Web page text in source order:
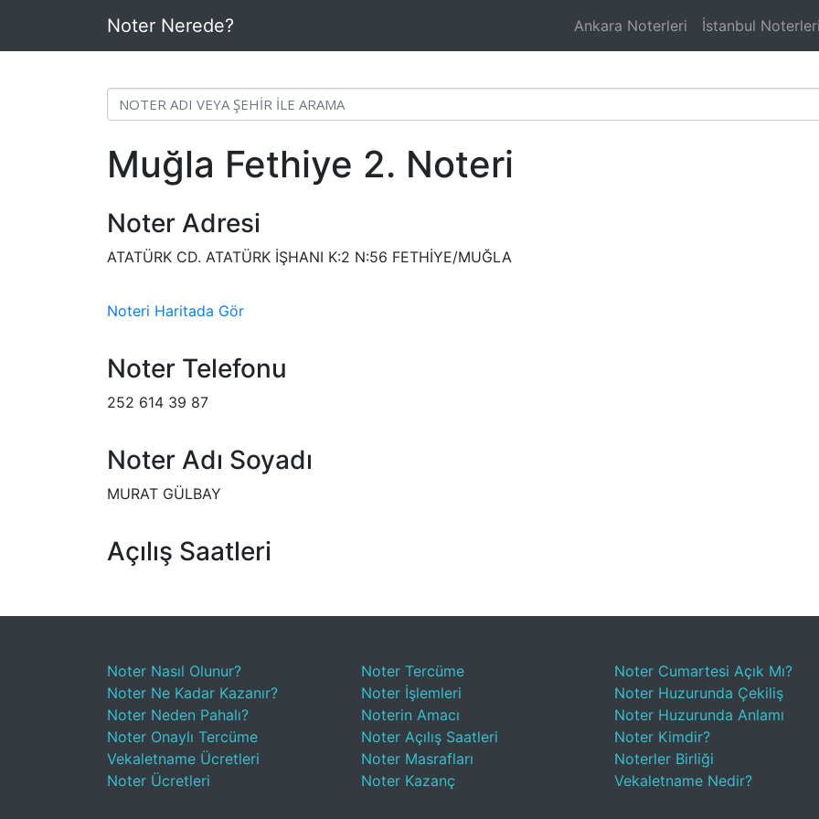
Noter Nerede? Ankara Noterleri İstanbul Noterleri
Muğla Fethiye 2. Noteri
Noter Adresi
ATATÜRK CD. ATATÜRK İŞHANI K:2 N:56 FETHİYE/MUĞLA
Noteri Haritada Gör
Noter Telefonu
252 614 39 87
Noter Adı Soyadı
MURAT GÜLBAY
Açılış Saatleri
Noter Nasıl Olunur?
Noter Ne Kadar Kazanır?
Noter Neden Pahalı?
Noter Onaylı Tercüme
Vekaletname Ücretleri
Noter Ücretleri
Noter Tercüme
Noter İşlemleri
Noterin Amacı
Noter Açılış Saatleri
Noter Masrafları
Noter Kazanç
Noter Cumartesi Açık Mı?
Noter Huzurunda Çekiliş
Noter Huzurunda Anlamı
Noter Kimdir?
Noterler Birliği
Vekaletname Nedir?